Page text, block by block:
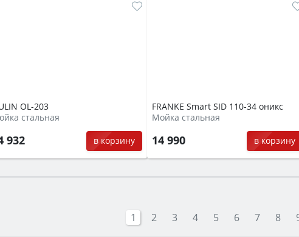
OL-203
стальная
932 в корзину
FRANKE Smart SID 110-34 оникс
Мойка стальная
14 990 в корзину
1
2 3 4 5 6 7 8